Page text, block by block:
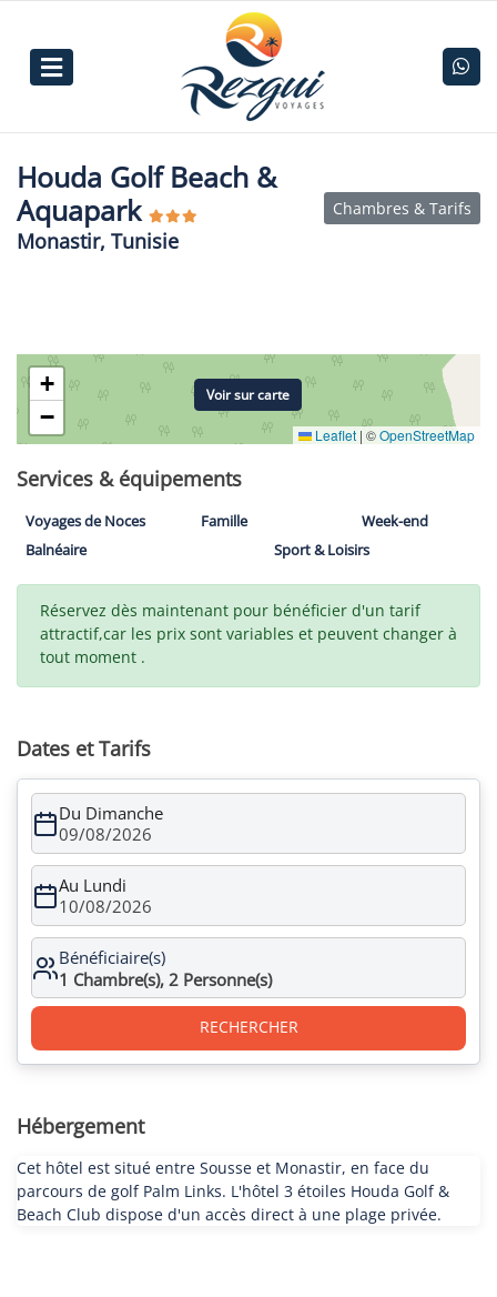
Houda Golf Beach &
Aquapark
Monastir, Tunisie
Chambres & Tarifs
+
−
Leaflet | ©OpenStreetMap
Voir sur carte
Services & équipements
Voyages de Noces Famille
Week-end
Balnéaire
Sport & Loisirs
Réservez dès maintenant pour bénéficier d'un tarif
attractif,car les prix sont variables et peuvent changer à
tout moment .
Dates et Tarifs
Du Dimanche
09/08/2026
Au Lundi
10/08/2026
Bénéficiaire(s)
1 Chambre(s), 2 Personne(s)
RECHERCHER
Hébergement
Cet hôtel est situé entre Sousse et Monastir, en face du
parcours de golf Palm Links. L'hôtel 3 étoiles Houda Golf &
Beach Club dispose d'un accès direct à une plage privée.